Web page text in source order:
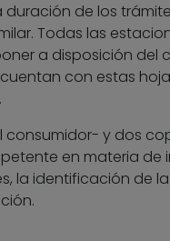
de los
Todas las
a disposición del
con estas
consumidor- y dos
en materia de
la identificación de